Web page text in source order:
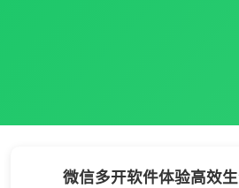
微信多开软件体验高效